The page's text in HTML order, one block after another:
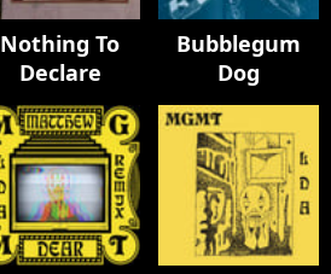
Nothing To
Declare
Bubblegum
Dog